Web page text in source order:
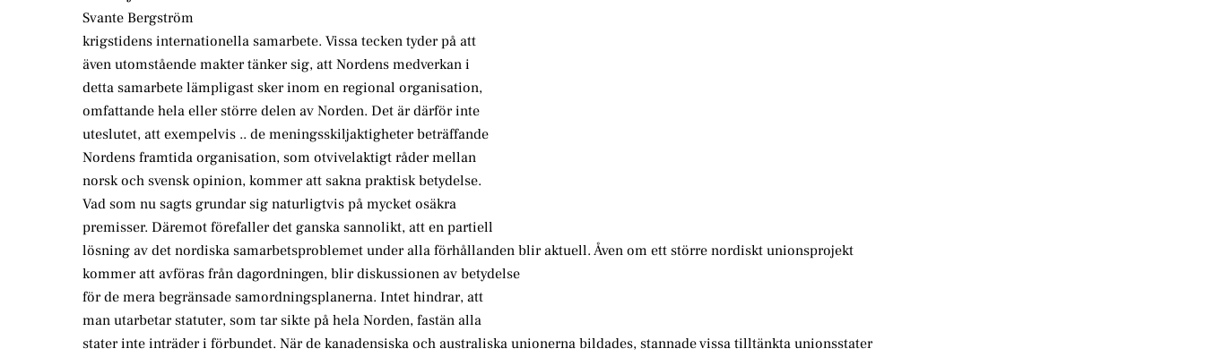
Svante Bergström
krigstidens internationella samarbete. Vissa tecken tyder på att
även utomstående makter tänker sig, att Nordens medverkan i
detta samarbete lämpligast sker inom en regional organisation,
omfattande hela eller större delen av Norden. Det är därför inte
uteslutet, att exempelvis .. de meningsskiljaktigheter beträffande
Nordens framtida organisation, som otvivelaktigt råder mellan
norsk och svensk opinion, kommer att sakna praktisk betydelse.
Vad som nu sagts grundar sig naturligtvis på mycket osäkra
premisser. Däremot förefaller det ganska sannolikt, att en partiell
lösning av det nordiska samarbetsproblemet under alla förhållanden blir aktuell. Åven om ett större nordiskt unionsprojekt
kommer att avföras från dagordningen, blir diskussionen av betydelse
för de mera begränsade samordningsplanerna. Intet hindrar, att
man utarbetar statuter, som tar sikte på hela Norden, fastän alla
stater inte inträder i förbundet. När de kanadensiska och australiska unionerna bildades, stannade vissa tilltänkta unionsstater